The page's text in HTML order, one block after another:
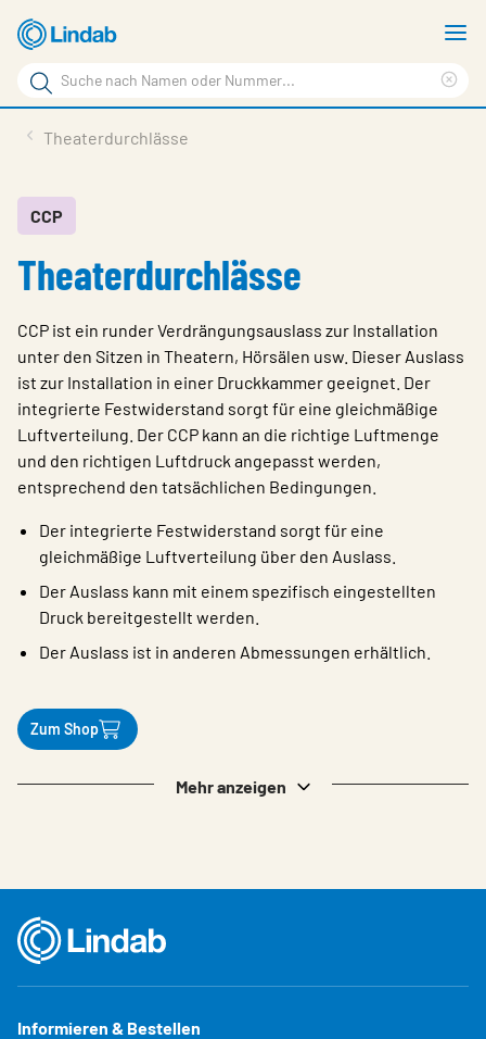
Zum
Hauptinhalt
springen
Suchbegriff
Seite
durchsuchen
Wissen & Service
Inspiration
Nachhaltigkeit
Wähle Sprache
Germany - Ventilation
Theaterdurchlässe
CCP
Theaterdurchlässe
CCP ist ein runder Verdrängungsauslass zur Installation
unter den Sitzen in Theatern, Hörsälen usw. Dieser Auslass
ist zur Installation in einer Druckkammer geeignet. Der
integrierte Festwiderstand sorgt für eine gleichmäßige
Luftverteilung. Der CCP kann an die richtige Luftmenge
und den richtigen Luftdruck angepasst werden,
entsprechend den tatsächlichen Bedingungen.
Der integrierte Festwiderstand sorgt für eine
gleichmäßige Luftverteilung über den Auslass.
Der Auslass kann mit einem spezifisch eingestellten
Druck bereitgestellt werden.
Der Auslass ist in anderen Abmessungen erhältlich.
Zum Shop
Mehr anzeigen
Informieren & Bestellen